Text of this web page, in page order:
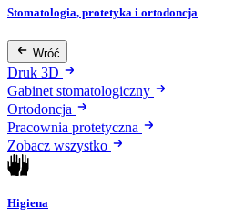
Stomatologia, protetyka i ortodoncja
Wróć
Druk 3D
Gabinet stomatologiczny
Ortodoncja
Pracownia protetyczna
Zobacz wszystko
Higiena